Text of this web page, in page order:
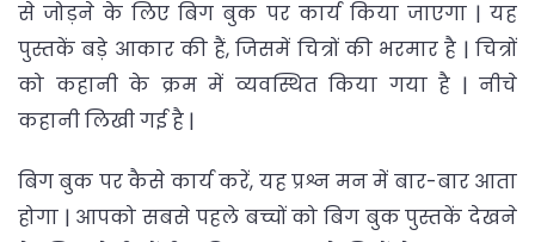
से जोड़ने के लिए बिग बुक पर कार्य किया जाएगा | यह
पुस्तकें बड़े आकार की हैं, जिसमें चित्रों की भरमार है | चित्रों
को कहानी के क्रम में व्यवस्थित किया गया है | नीचे
कहानी लिखी गई है |
बिग बुक पर कैसे कार्य करें, यह प्रश्न मन में बार-बार आता
होगा | आपको सबसे पहले बच्चों को बिग बुक पुस्तकें देखने